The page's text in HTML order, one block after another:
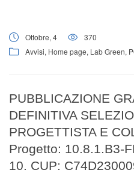
Ottobre, 4
370
Avvisi, Home page, Lab Green,
PUBBLICAZIONE
DEFINITIVA
PROGETTISTA E
Progetto: 10.8.1.B3-
10. CUP: